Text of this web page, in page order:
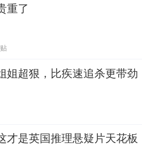
重了
姐超狠，比疾速追杀更带劲
才是英国推理悬疑片天花